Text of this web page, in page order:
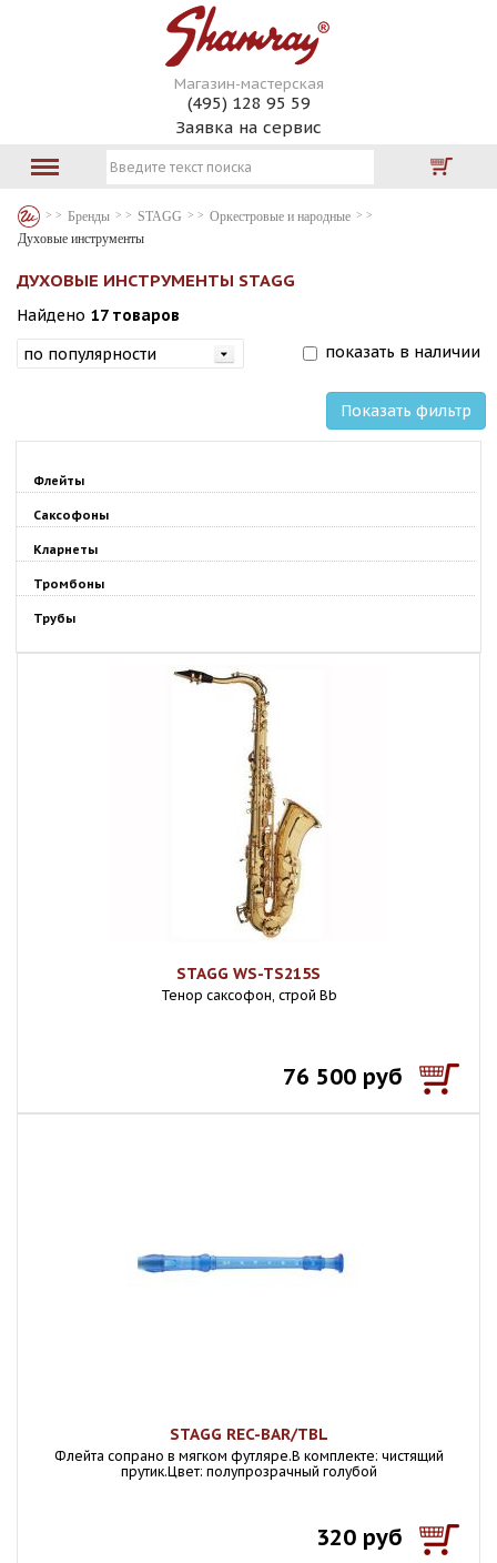
Магазин-мастерская
(495) 128 95 59
Заявка на сервис
Бренды STAGG
Оркестровые и народные
Духовые инструменты
ДУХОВЫЕ ИНСТРУМЕНТЫ STAGG
Найдено 17 товаров
показать в наличии
Показать фильтр
Флейты
Саксофоны
Кларнеты
Тромбоны
Трубы
STAGG WS-TS215S
Тенор саксофон, строй Bb
76 500 руб
STAGG REC-BAR/TBL
Флейта сопрано в мягком футляре.В комплекте: чистящий
прутик.Цвет: полупрозрачный голубой
320 руб